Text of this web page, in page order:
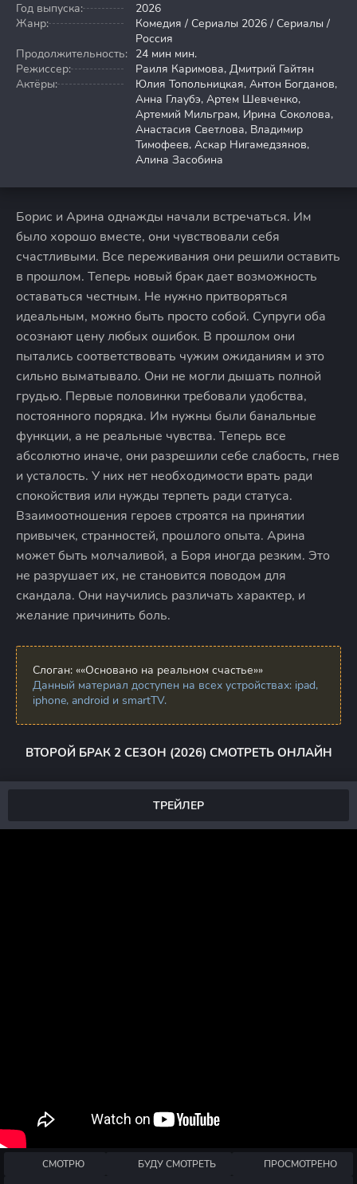
Год выпуска:
2026
Жанр:
Комедия / Сериалы 2026 / Сериалы /
Россия
Продолжительность: 24 мин мин.
Режиссер:
Раиля Каримова, Дмитрий Гайтян
Актёры:
Юлия Топольницкая, Антон Богданов,
Анна Глаубэ, Артем Шевченко,
Артемий Мильграм, Ирина Соколова,
Анастасия Светлова, Владимир
Тимофеев, Аскар Нигамедзянов,
Алина Засобина
Борис и Арина однажды начали встречаться. Им
было хорошо вместе, они чувствовали себя
счастливыми. Все переживания они решили оставить
в прошлом. Теперь новый брак дает возможность
оставаться честным. Не нужно притворяться
идеальным, можно быть просто собой. Супруги оба
осознают цену любых ошибок. В прошлом они
пытались соответствовать чужим ожиданиям и это
сильно выматывало. Они не могли дышать полной
грудью. Первые половинки требовали удобства,
постоянного порядка. Им нужны были банальные
функции, а не реальные чувства. Теперь все
абсолютно иначе, они разрешили себе слабость, гнев
и усталость. У них нет необходимости врать ради
спокойствия или нужды терпеть ради статуса.
Взаимоотношения героев строятся на принятии
привычек, странностей, прошлого опыта. Арина
может быть молчаливой, а Боря иногда резким. Это
не разрушает их, не становится поводом для
скандала. Они научились различать характер, и
желание причинить боль.
Слоган: ««Основано на реальном счастье»»
Данный материал доступен на всех устройствах: ipad,
iphone, android и smartTV.
ВТОРОЙ БРАК 2 СЕЗОН (2026) СМОТРЕТЬ ОНЛАЙН
ТРЕЙЛЕР
СМОТРЮ БУДУ СМОТРЕТЬ
ПРОСМОТРЕНО